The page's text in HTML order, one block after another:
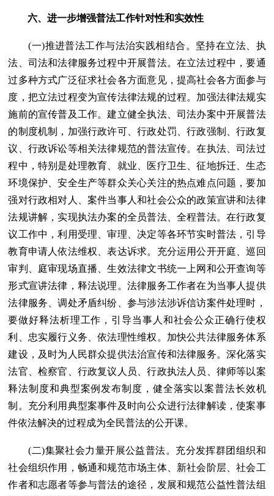
六、进一步增强普法工作针对性和实效性
(一)推进普法工作与法治实践相结合。坚持在立法、执
法、司法和法律服务过程中开展普法。在立法过程中，要通
过多种方式广泛征求社会各方面意见，提高社会各方面参与
度，把立法过程变为宣传法律法规的过程。加强法律法规实
施前的宣传普及工作。建立健全执法、司法办案中开展普法
的制度机制，加强行政许可、行政处罚、行政强制、行政复
议、行政诉讼等相关法律规范的普法宣传。在执法、司法过
程中，特别是处理教育、就业、医疗卫生、征地拆迁、生态
环境保护、安全生产等群众关心关注的热点难点问题，要加
强对行政相对人、案件当事人和社会公众的政策宣讲和法律
法规讲解，实现执法办案的全员普法、全程普法。在行政复
议工作中，利用受理、审理、决定等各环节实时普法，引导
教育申请人依法维权、表达诉求。充分运用公开开庭、巡回
审判、庭审现场直播、生效法律文书统一上网和公开查询等
形式宣讲法律，释法说理。法律服务工作者在为当事人提供
法律服务、调处矛盾纠纷、参与涉法涉诉信访案件处理时，
要做好释法析理工作，引导当事人和社会公众正确行使权
利、忠实履行义务、依法理性维权。加快公共法律服务体系
建设，及时为人民群众提供法治宣传和法律服务。深化落实
法官、检察官、行政复议人员、行政执法人员、律师等以案
释法制度和典型案例发布制度，健全落实以案普法长效机
制。充分利用典型案事件及时向公众进行法律解读，使案事
件依法解决的过程成为全民普法的公开课。
(二)集聚社会力量开展公益普法。充分发挥群团组织和
社会组织作用，畅通和规范市场主体、新社会阶层、社会工
作者和志愿者等参与普法的途径，发展和规范公益性普法组